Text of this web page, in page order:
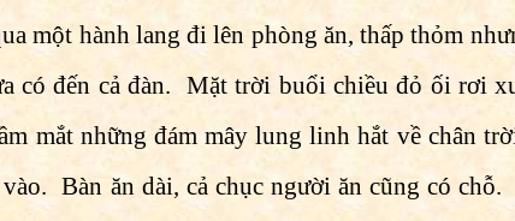
một hành lang đi lên phòng ăn, thấp thỏm
có đến cả đàn. Mặt trời buổi chiều đỏ ối rơi
mắt những đám mây lung linh hắt về chân
Bàn ăn dài, cả chục người ăn cũng có